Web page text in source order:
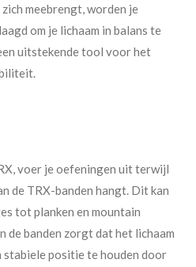
meebrengt, worden je
om je lichaam in balans te
uitstekende tool voor het
voer je oefeningen uit terwijl
de TRX-banden hangt. Dit kan
tot planken en mountain
de banden zorgt dat het lichaam
stabiele positie te houden door